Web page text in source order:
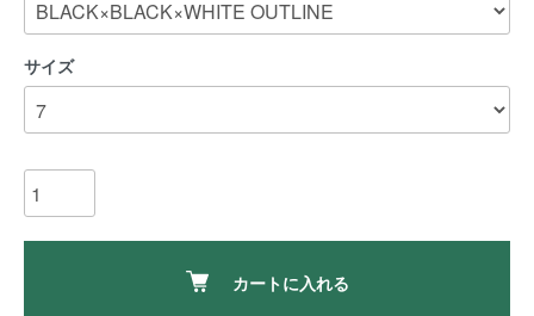
サイズ
カートに入れる